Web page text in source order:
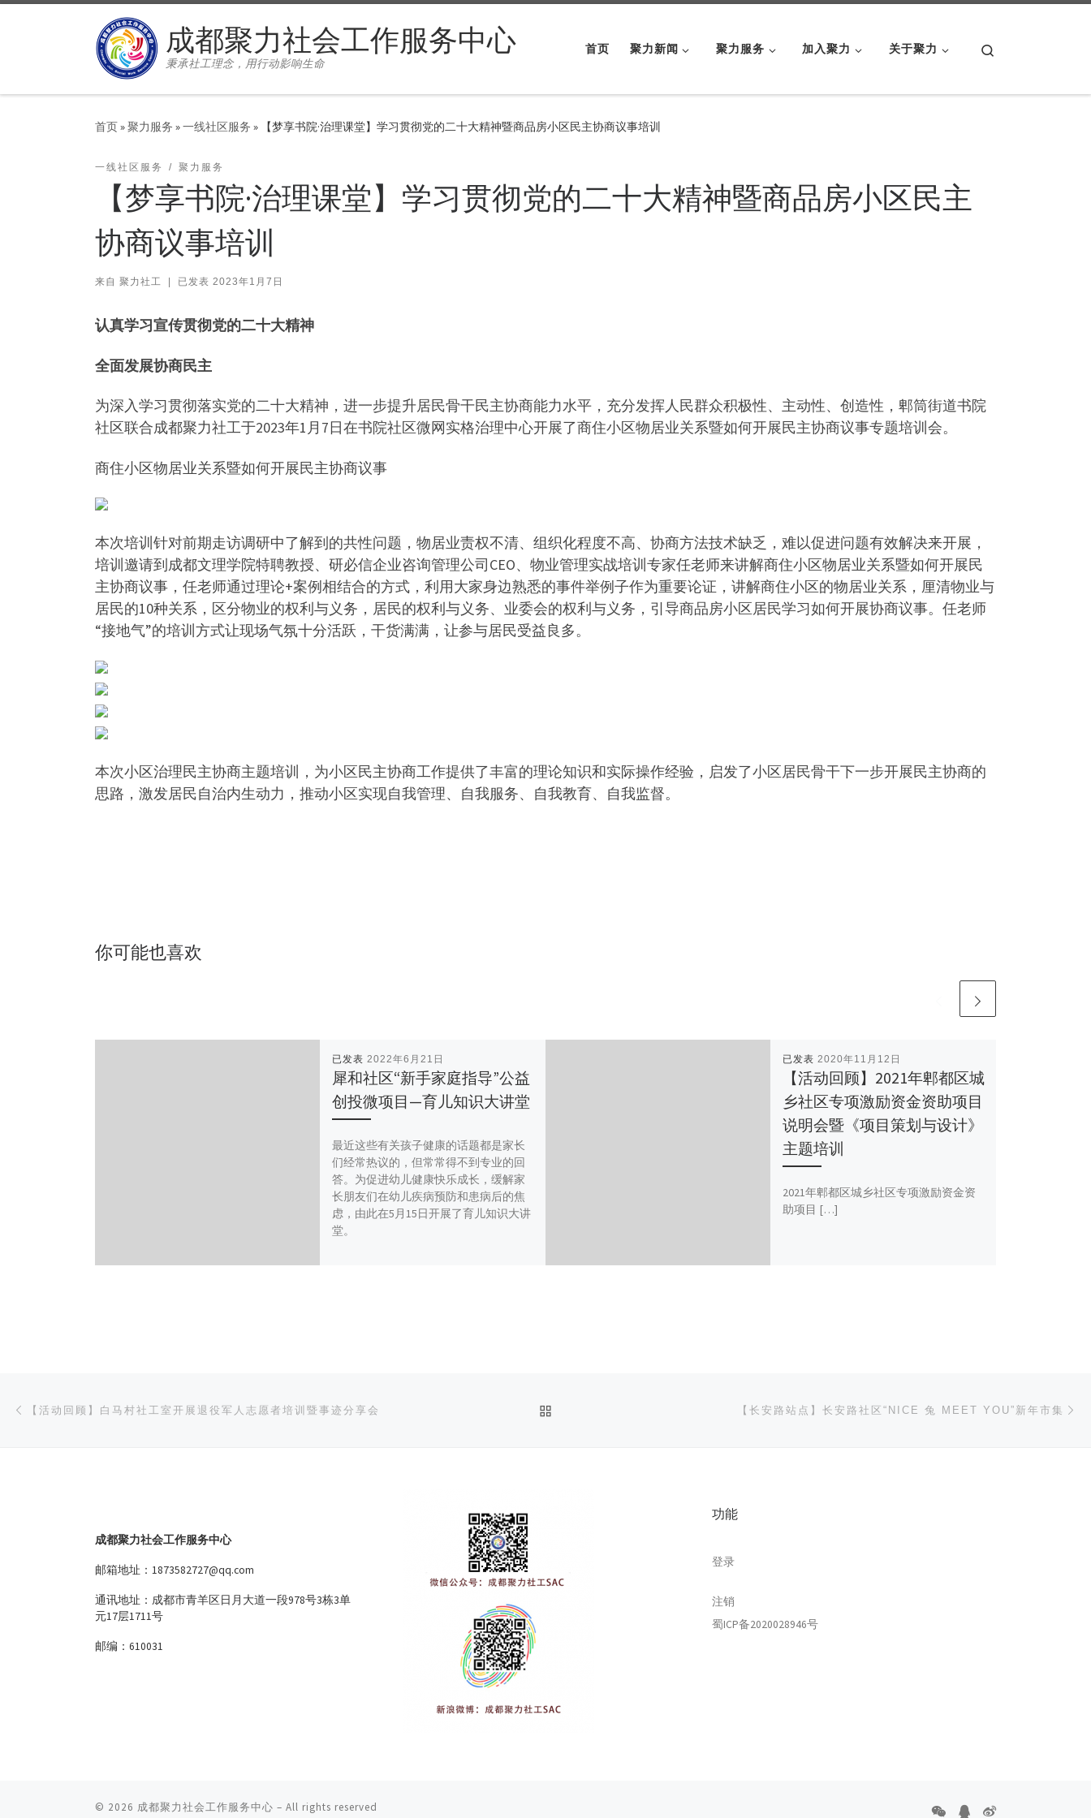
成都聚力社会工作服务中心
秉承社工理念，用行动影响生命
首页 聚力新闻 聚力服务 加入聚力 关于聚力
首页»聚力服务 »一线社区服务 » 【梦享书院·治理课堂】学习贯彻党的二十大精神暨商品房小区民主协商议事培训
一线社区服务 聚力服务
【梦享书院·治理课堂】学习贯彻党的二十大精神暨商品房小区民主
协商议事培训
来自 聚力社工 已发表 2023年1月7日
认真学习宣传贯彻党的二十大精神
全面发展协商民主
为深入学习贯彻落实党的二十大精神，进一步提升居民骨干民主协商能力水平，充分发挥人民群众积极性、主动性、创造性，郫筒街道书院
社区联合成都聚力社工于2023年1月7日在书院社区微网实格治理中心开展了商住小区物居业关系暨如何开展民主协商议事专题培训会。
商住小区物居业关系暨如何开展民主协商议事
本次培训针对前期走访调研中了解到的共性问题，物居业责权不清、组织化程度不高、协商方法技术缺乏，难以促进问题有效解决来开展，
培训邀请到成都文理学院特聘教授、研必信企业咨询管理公司CEO、物业管理实战培训专家任老师来讲解商住小区物居业关系暨如何开展民
主协商议事，任老师通过理论+案例相结合的方式，利用大家身边熟悉的事件举例子作为重要论证，讲解商住小区的物居业关系，厘清物业与
居民的10种关系，区分物业的权利与义务，居民的权利与义务、业委会的权利与义务，引导商品房小区居民学习如何开展协商议事。任老师
“接地气”的培训方式让现场气氛十分活跃，干货满满，让参与居民受益良多。
本次小区治理民主协商主题培训，为小区民主协商工作提供了丰富的理论知识和实际操作经验，启发了小区居民骨干下一步开展民主协商的
思路，激发居民自治内生动力，推动小区实现自我管理、自我服务、自我教育、自我监督。
你可能也喜欢
已发表 2022年6月21日
犀和社区“新手家庭指导”公益
创投微项目—育儿知识大讲堂
最近这些有关孩子健康的话题都是家长
们经常热议的，但常常得不到专业的回
答。为促进幼儿健康快乐成长，缓解家
长朋友们在幼儿疾病预防和患病后的焦
虑，由此在5月15日开展了育儿知识大讲
堂。
已发表 2020年11月12日
【活动回顾】2021年郫都区城
乡社区专项激励资金资助项目
说明会暨《项目策划与设计》
主题培训
2021年郫都区城乡社区专项激励资金资
助项目 […]
文章导航
【活动回顾】白马村社工室开展退役军人志愿者培训暨事迹分享会 【长安路站点】长安路社区“NICE 兔 MEET YOU”新年市集
成都聚力社会工作服务中心
邮箱地址：1873582727@qq.com
通讯地址：成都市青羊区日月大道一段978号3栋3单
元17层1711号
邮编：610031
功能
登录
注销
蜀ICP备2020028946号
© 2026 成都聚力社会工作服务中心 – All rights reserved